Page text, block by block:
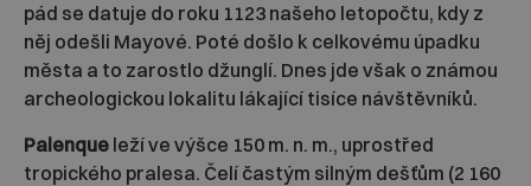
pád se datuje do roku 1123 našeho letopočtu, kdy z
něj odešli Mayové. Poté došlo k celkovému úpadku
města a to zarostlo džunglí. Dnes jde však o známou
archeologickou lokalitu lákající tisíce návštěvníků.
Palenque leží ve výšce 150 m. n. m., uprostřed
tropického pralesa. Čelí častým silným dešťům (2 160